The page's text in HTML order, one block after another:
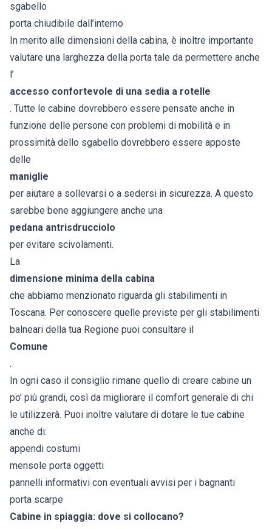
sgabello
porta chiudibile dall’interno
In merito alle dimensioni della cabina, è inoltre importante
valutare una larghezza della porta tale da permettere anche
l’
accesso confortevole di una sedia a rotelle
. Tutte le cabine dovrebbero essere pensate anche in
funzione delle persone con problemi di mobilità e in
prossimità dello sgabello dovrebbero essere apposte
delle
maniglie
per aiutare a sollevarsi o a sedersi in sicurezza. A questo
sarebbe bene aggiungere anche una
pedana antrisdrucciolo
per evitare scivolamenti.
La
dimensione minima della cabina
che abbiamo menzionato riguarda gli stabilimenti in
Toscana. Per conoscere quelle previste per gli stabilimenti
balneari della tua Regione puoi consultare il
Comune
.
In ogni caso il consiglio rimane quello di creare cabine un
po’ più grandi, così da migliorare il comfort generale di chi
le utilizzerà. Puoi inoltre valutare di dotare le tue cabine
anche di:
appendi costumi
mensole porta oggetti
pannelli informativi con eventuali avvisi per i bagnanti
porta scarpe
Cabine in spiaggia: dove si collocano?